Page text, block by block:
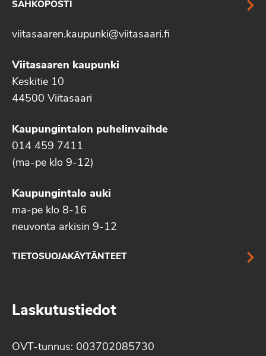
SÄHKÖPOSTI
viitasaaren.kaupunki@viitasaari.fi
Viitasaaren kaupunki
Keskitie 10
44500 Viitasaari
Kaupungintalon puhelinvaihde
014 459 7411
(ma-pe klo 9-12)
Kaupungintalo auki
ma-pe klo 8-16
neuvonta arkisin 9-12
TIETOSUOJAKÄYTÄNTEET
Laskutustiedot
OVT-tunnus: 003702085730